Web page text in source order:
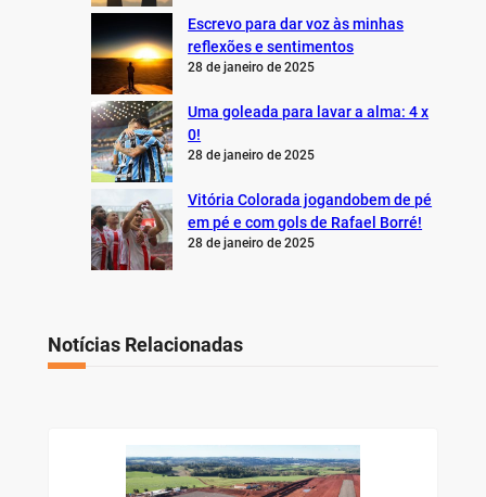
Escrevo para dar voz às minhas
reflexões e sentimentos
28 de janeiro de 2025
Uma goleada para lavar a alma: 4 x
0!
28 de janeiro de 2025
Vitória Colorada jogandobem de pé
em pé e com gols de Rafael Borré!
28 de janeiro de 2025
Notícias Relacionadas